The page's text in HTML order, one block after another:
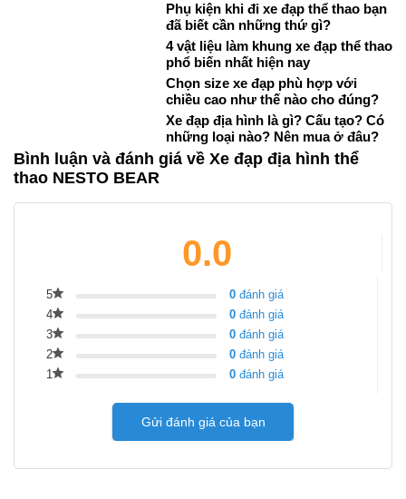
Phụ kiện khi đi xe đạp thể thao bạn
đã biết cần những thứ gì?
4 vật liệu làm khung xe đạp thể thao
phổ biến nhất hiện nay
Chọn size xe đạp phù hợp với
chiều cao như thế nào cho đúng?
Xe đạp địa hình là gì? Cấu tạo? Có
những loại nào? Nên mua ở đâu?
Bình luận và đánh giá về Xe đạp địa hình thể
thao NESTO BEAR
0.0
5 0 đánh giá
4
0 đánh giá
3
0 đánh giá
2
0 đánh giá
1
0 đánh giá
Gửi đánh giá của bạn